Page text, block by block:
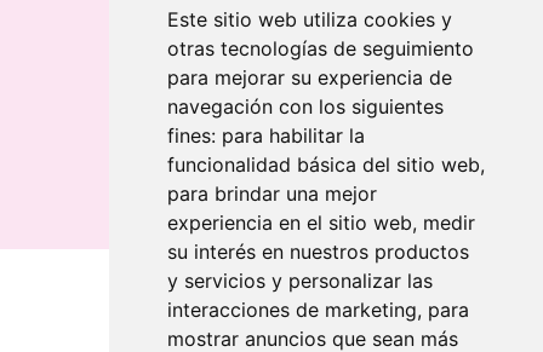
Este sitio web utiliza cookies y
otras tecnologías de seguimiento
para mejorar su experiencia de
navegación con los siguientes
fines: para habilitar la
funcionalidad básica del sitio web,
para brindar una mejor
experiencia en el sitio web, medir
su interés en nuestros productos
y servicios y personalizar las
interacciones de marketing, para
mostrar anuncios que sean más
Llavero rectangular en madera clara
Banderolas
Banderas publicitarias
Banderas publicitarias
Banderas publicitarias
Qui sommes-nous